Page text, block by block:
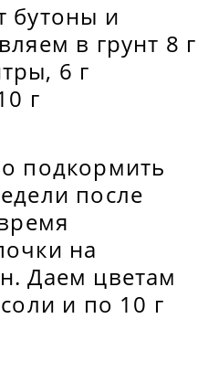
бутоны и
в грунт 8 г
6 г
г
подкормить
после
на
Даем цветам
и по 10 г